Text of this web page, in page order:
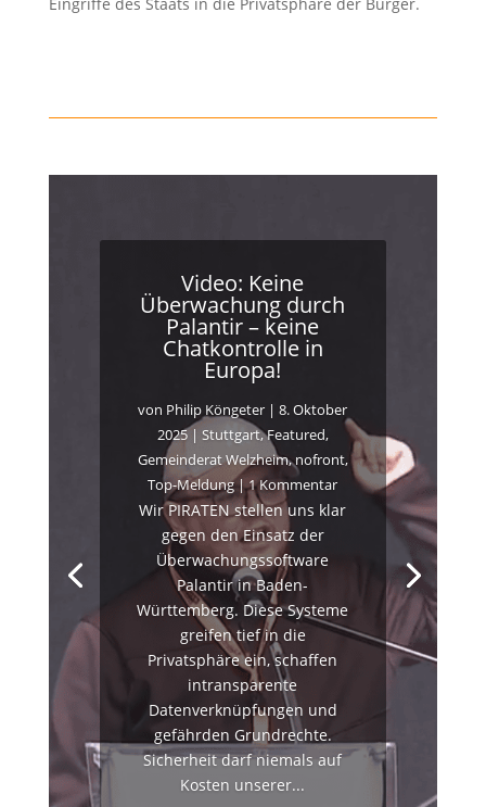
Video: Keine
Überwachung durch
Palantir – keine
Chatkontrolle in
Europa!
von Philip Köngeter |8. Oktober
2025| Stuttgart,Featured,
Gemeinderat Welzheim,nofront,
Top-Meldung| 1 Kommentar
Wir PIRATEN stellen uns klar
gegen den Einsatz der
Überwachungssoftware
Palantir in Baden-
Württemberg. Diese Systeme
greifen tief in die
Privatsphäre ein, schaffen
intransparente
Datenverknüpfungen und
gefährden Grundrechte.
Sicherheit darf niemals auf
Kosten unserer...